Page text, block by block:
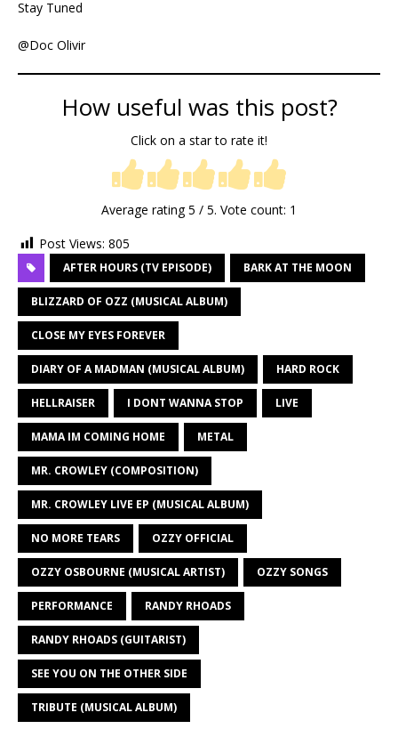
Stay Tuned
@Doc Olivir
How useful was this post?
Click on a star to rate it!
Average rating5 / 5. Vote count: 1
Post Views: 805
AFTER HOURS (TV EPISODE) BARK AT THE MOON
BLIZZARD OF OZZ (MUSICAL ALBUM)
CLOSE MY EYES FOREVER
DIARY OF A MADMAN (MUSICAL ALBUM) HARD ROCK
HELLRAISER I DONT WANNA STOP LIVE
MAMA IM COMING HOME METAL
MR. CROWLEY (COMPOSITION)
MR. CROWLEY LIVE EP (MUSICAL ALBUM)
NO MORE TEARS OZZY OFFICIAL
OZZY OSBOURNE (MUSICAL ARTIST) OZZY SONGS
PERFORMANCE RANDY RHOADS
RANDY RHOADS (GUITARIST)
SEE YOU ON THE OTHER SIDE
TRIBUTE (MUSICAL ALBUM)